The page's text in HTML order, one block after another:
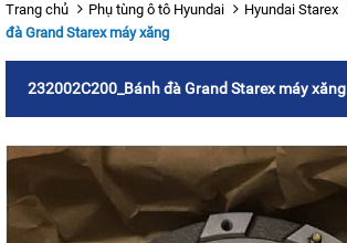
Trang chủ Phụ tùng ô tô Hyundai Hyundai Starex
đà Grand Starex máy xăng
232002C200_Bánh đà Grand Starex máy xăng